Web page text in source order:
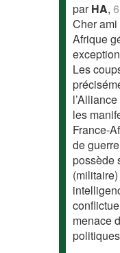
parHA,
Cher
Afrique
Les
les
France-
de
possède
menace